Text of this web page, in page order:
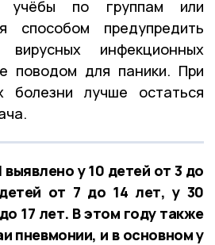
учёбы по группам или
способом предупредить
вирусных инфекционных
поводом для паники. При
болезни лучше остаться
у 10 детей от 3 до
от 7 до 14 лет, у 30
17 лет. В этом году также
пневмонии, и в основном у